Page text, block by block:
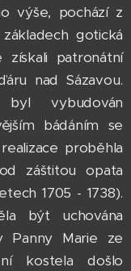
výše, pochází z
gotická
získali patronátní
nad Sázavou.
vybudován
bádáním se
proběhla
záštitou opata
1705 - 1738).
být uchována
Panny Marie ze
kostela došlo